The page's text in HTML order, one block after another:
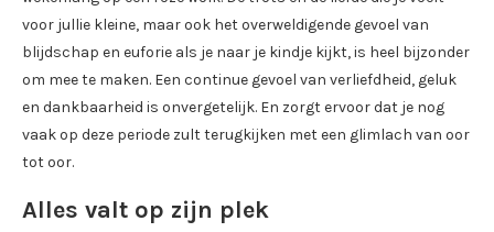
voor jullie kleine, maar ook het overweldigende gevoel van
blijdschap en euforie als je naar je kindje kijkt, is heel bijzonder
om mee te maken. Een continue gevoel van verliefdheid, geluk
en dankbaarheid is onvergetelijk. En zorgt ervoor dat je nog
vaak op deze periode zult terugkijken met een glimlach van oor
tot oor.
Alles valt op zijn plek